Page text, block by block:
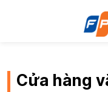
Cửa hàng